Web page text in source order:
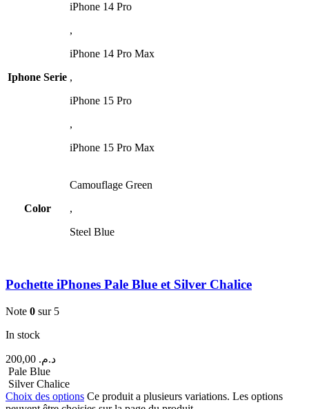
Iphone Serie
iPhone 14 Pro
,
iPhone 14 Pro Max
,
iPhone 15 Pro
,
iPhone 15 Pro Max
Color
Camouflage Green
,
Steel Blue
Pochette iPhones Pale Blue et Silver Chalice
Note 0 sur 5
In stock
د.م.
Pale Blue
Silver Chalice
Choix des options Ce produit a plusieurs variations. Les options